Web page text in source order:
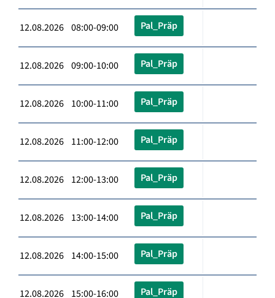
12.08.2026 08:00-09:00 Pal_Präp
12.08.2026 09:00-10:00 Pal_Präp
12.08.2026 10:00-11:00 Pal_Präp
12.08.2026 11:00-12:00 Pal_Präp
12.08.2026 12:00-13:00 Pal_Präp
12.08.2026 13:00-14:00 Pal_Präp
12.08.2026 14:00-15:00 Pal_Präp
12.08.2026 15:00-16:00 Pal_Präp